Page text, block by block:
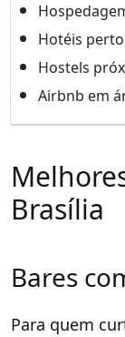
Hotéis
Hostels
Airbnb em
Brasília
Bares
Para quem